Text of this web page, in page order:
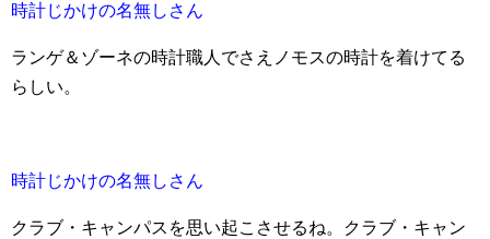
時計じかけの名無しさん
ランゲ＆ゾーネの時計職人でさえノモスの時計を着けてる
らしい。
時計じかけの名無しさん
クラブ・キャンパスを思い起こさせるね。クラブ・キャン